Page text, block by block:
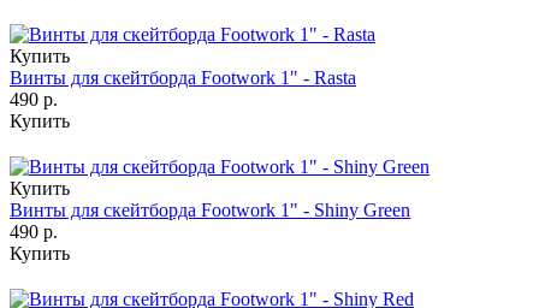
Купить
Винты для скейтборда Footwork 1" - Rasta
490 р.
Купить
Купить
Винты для скейтборда Footwork 1" - Shiny Green
490 р.
Купить